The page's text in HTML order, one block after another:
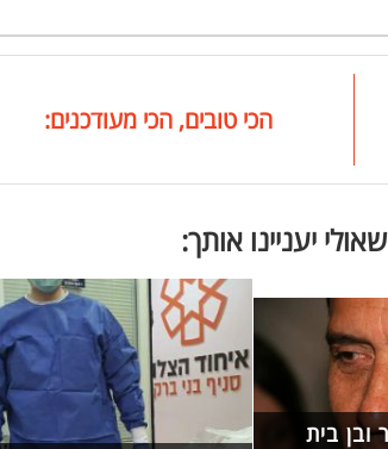
הכי טובים, הכי מעודכנים:
יעניינו אותך:
ובן בית